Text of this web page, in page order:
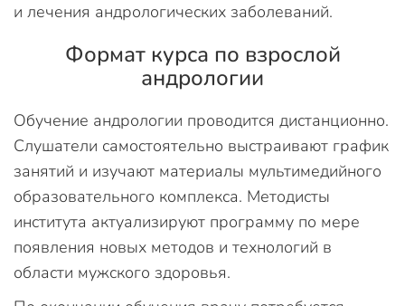
и лечения андрологических заболеваний.
Формат курса по взрослой
андрологии
Обучение андрологии проводится дистанционно.
Слушатели самостоятельно выстраивают график
занятий и изучают материалы мультимедийного
образовательного комплекса. Методисты
института актуализируют программу по мере
появления новых методов и технологий в
области мужского здоровья.